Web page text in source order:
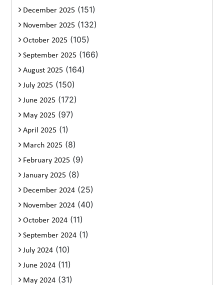
December 2025 (151)
November 2025 (132)
October 2025 (105)
September 2025 (166)
August 2025 (164)
July 2025 (150)
June 2025 (172)
May 2025 (97)
April 2025 (1)
March 2025 (8)
February 2025 (9)
January 2025 (8)
December 2024 (25)
November 2024 (40)
October 2024 (11)
September 2024 (1)
July 2024 (10)
June 2024 (11)
May 2024 (31)